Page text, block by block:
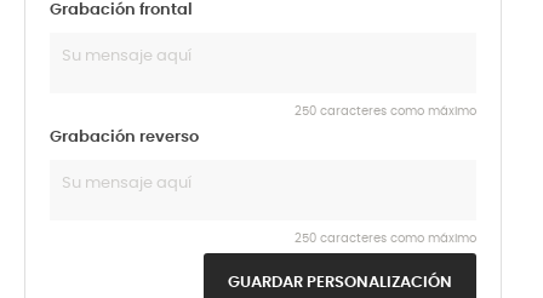
Grabación frontal
250 caracteres como máximo
Grabación reverso
250 caracteres como máximo
GUARDAR PERSONALIZACIÓN